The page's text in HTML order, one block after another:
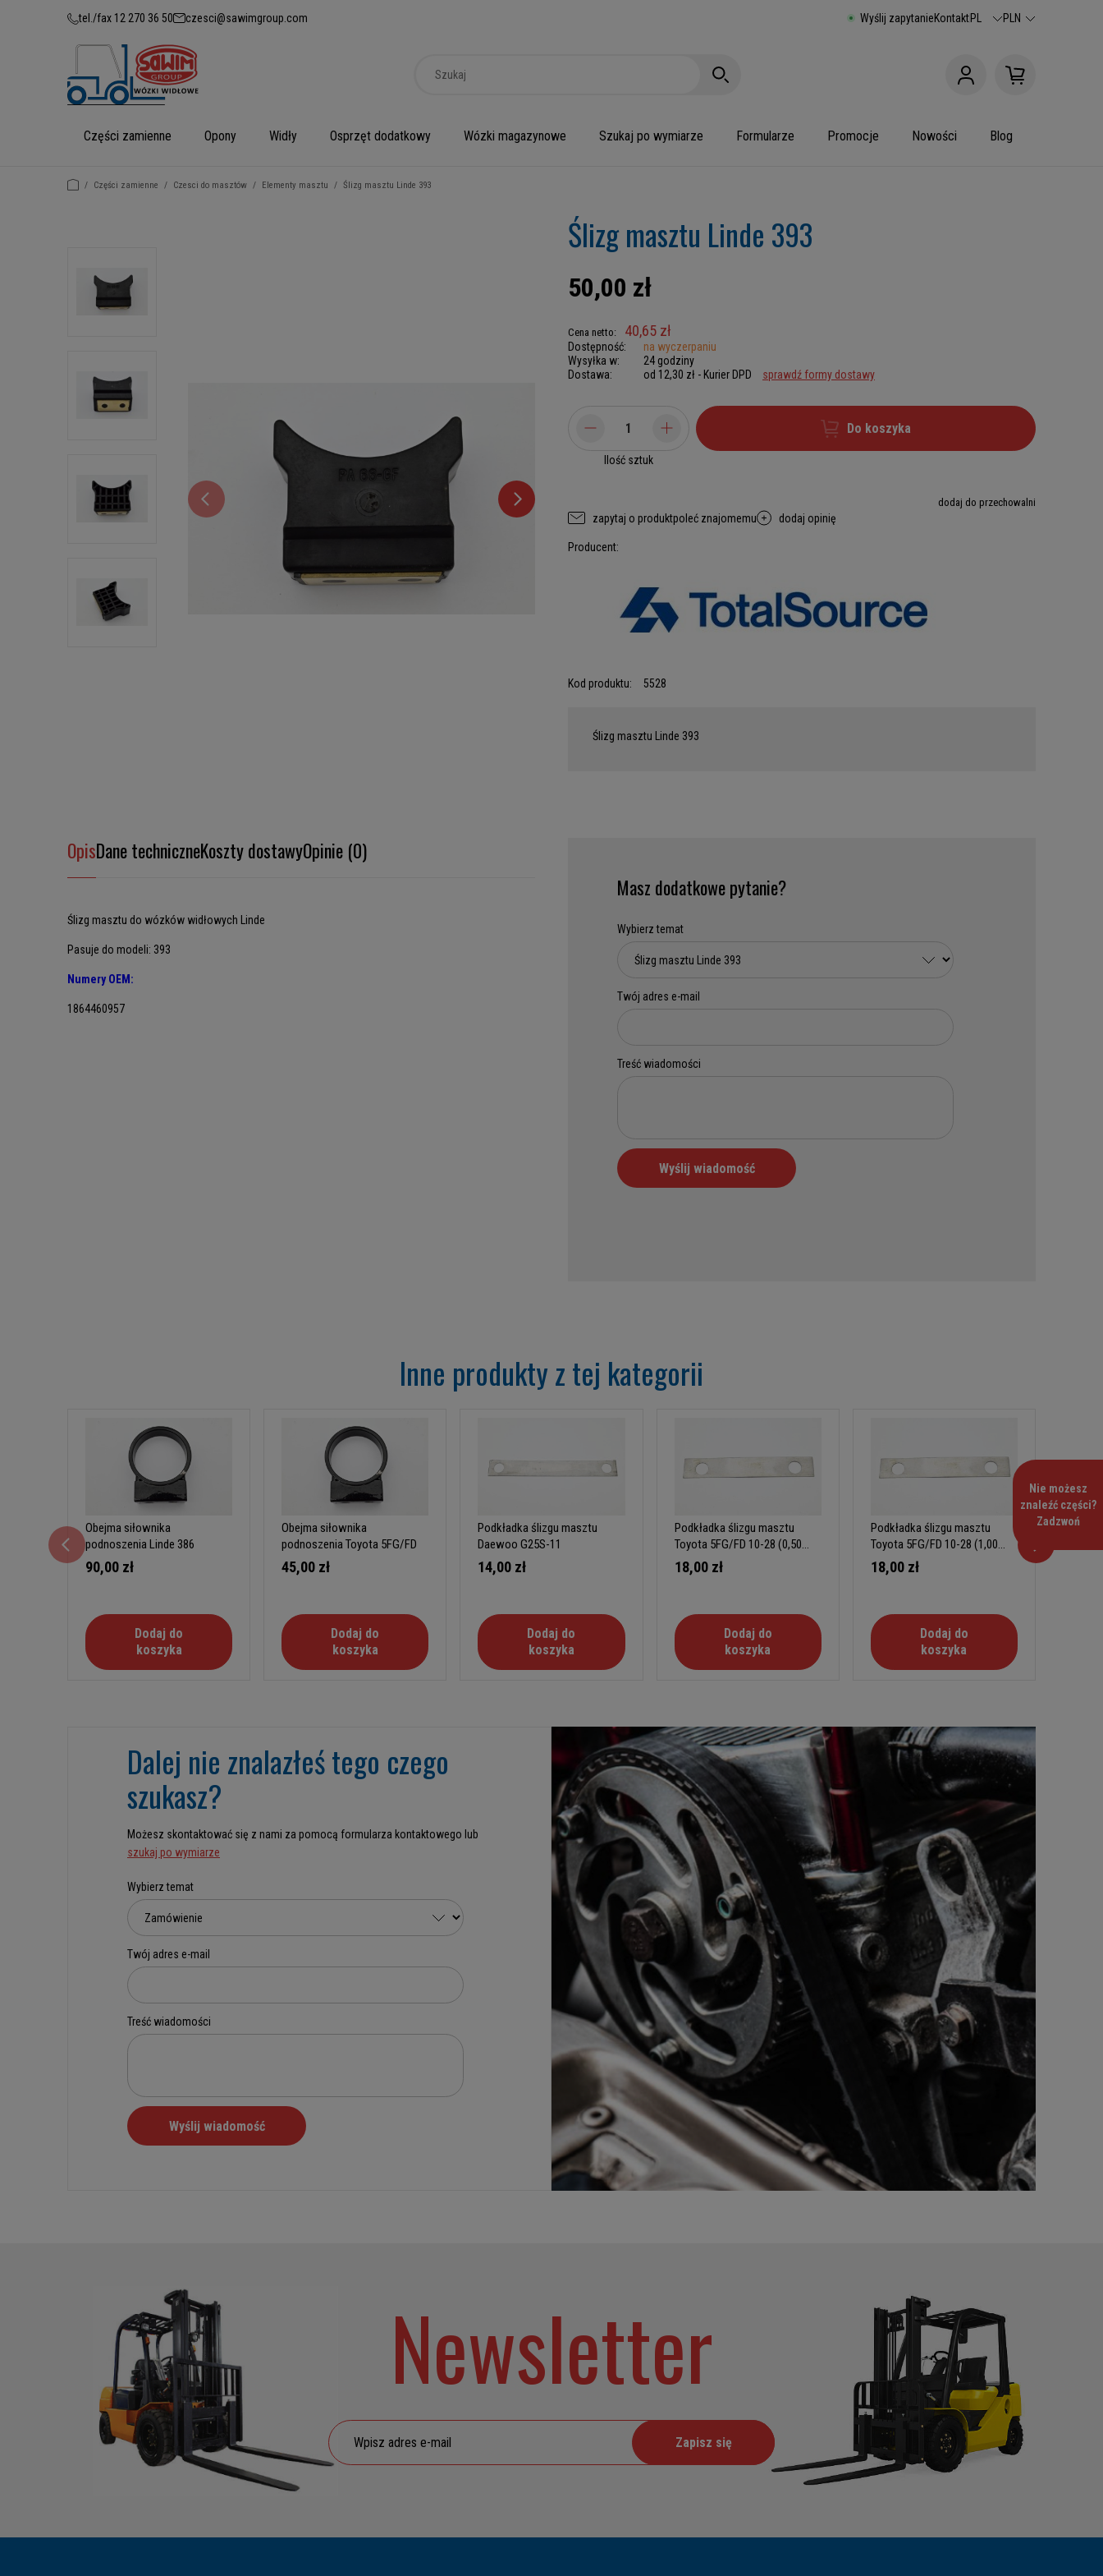
tel./fax 12 270 36 50 czesci@sawimgroup.com Wyślij zapytanieKontaktPL PLN
Części zamienne Opony Widły Osprzęt dodatkowy Wózki magazynowe Szukaj po wymiarze Formularze Promocje Nowości Blog
/ Części zamienne / Czesci do masztów / Elementy masztu / Ślizg masztu Linde 393
Ślizg masztu Linde 393
50,00 zł
Cena netto: 40,65 zł
Dostępność:
na wyczerpaniu
Wysyłka w:
24 godziny
Dostawa:
od 12,30 zł - Kurier DPD sprawdź formy dostawy
Ilość sztuk
Do koszyka
dodaj do przechowalni
zapytaj o produktpoleć znajomemu dodaj opinię
Producent:
Kod produktu: 5528
Ślizg masztu Linde 393
OpisDane techniczneKoszty dostawyOpinie (0)
Ślizg masztu do wózków widłowych Linde
Pasuje do modeli: 393
Numery OEM:
1864460957
Masz dodatkowe pytanie?
Inne produkty z tej kategorii
Obejma siłownika
podnoszenia Linde 386
90,00 zł
Dodaj do
koszyka
Obejma siłownika
podnoszenia Toyota 5FG/FD
45,00 zł
Dodaj do
koszyka
Podkładka ślizgu masztu
Daewoo G25S-11
14,00 zł
Dodaj do
koszyka
Podkładka ślizgu masztu
Toyota 5FG/FD 10-28 (0,50
mm)
18,00 zł
Dodaj do
koszyka
Podkładka ślizgu masztu
Toyota 5FG/FD 10-28 (1,00
mm)
18,00 zł
Dodaj do
koszyka
Dalej nie znalazłeś tego czego
szukasz?
Możesz skontaktować się z nami za pomocą formularza kontaktowego lub
szukaj po wymiarze
Newsletter
Zapisz się
Nie możesz
znaleźć części?
Zadzwoń